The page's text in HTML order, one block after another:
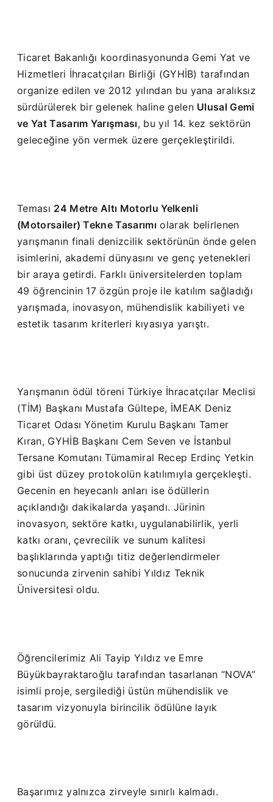
Ticaret Bakanlığı koordinasyonunda Gemi Yat ve
Hizmetleri İhracatçıları Birliği (GYHİB) tarafından
organize edilen ve 2012 yılından bu yana aralıksız
sürdürülerek bir gelenek haline gelen Ulusal Gemi
ve Yat Tasarım Yarışması, bu yıl 14. kez sektörün
geleceğine yön vermek üzere gerçekleştirildi.
Teması 24 Metre Altı Motorlu Yelkenli
(Motorsailer) Tekne Tasarımıolarak belirlenen
yarışmanın finali denizcilik sektörünün önde gelen
isimlerini, akademi dünyasını ve genç yetenekleri
bir araya getirdi. Farklı üniversitelerden toplam
49 öğrencinin 17 özgün proje ile katılım sağladığı
yarışmada, inovasyon, mühendislik kabiliyeti ve
estetik tasarım kriterleri kıyasıya yarıştı.
Yarışmanın ödül töreni Türkiye İhracatçılar Meclisi
(TİM) Başkanı Mustafa Gültepe, İMEAK Deniz
Ticaret Odası Yönetim Kurulu Başkanı Tamer
Kıran, GYHİB Başkanı Cem Seven ve İstanbul
Tersane Komutanı Tümamiral Recep Erdinç Yetkin
gibi üst düzey protokolün katılımıyla gerçekleşti.
Gecenin en heyecanlı anları ise ödüllerin
açıklandığı dakikalarda yaşandı. Jürinin
inovasyon, sektöre katkı, uygulanabilirlik, yerli
katkı oranı, çevrecilik ve sunum kalitesi
başlıklarında yaptığı titiz değerlendirmeler
sonucunda zirvenin sahibi Yıldız Teknik
Üniversitesi oldu.
Öğrencilerimiz Ali Tayip Yıldız ve Emre
Büyükbayraktaroğlu tarafından tasarlanan “NOVA”
isimli proje, sergilediği üstün mühendislik ve
tasarım vizyonuyla birincilik ödülüne layık
görüldü.
Başarımız yalnızca zirveyle sınırlı kalmadı.